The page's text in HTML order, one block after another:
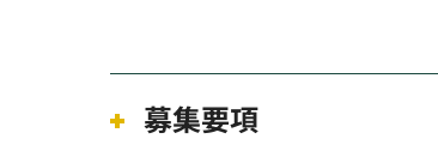
募集要項